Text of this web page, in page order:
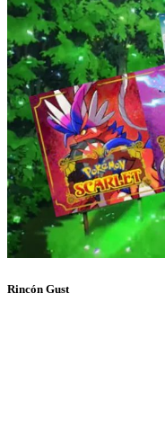
Rincón Gust